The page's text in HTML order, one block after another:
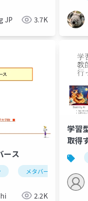
JP 3.7K
ース
メタバース
2.2K
学習
取得
の工